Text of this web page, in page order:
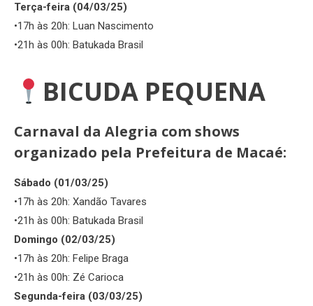
Terça-feira (04/03/25)
•17h às 20h: Luan Nascimento
•21h às 00h: Batukada Brasil
BICUDA PEQUENA
Carnaval da Alegria com shows
organizado pela Prefeitura de Macaé:
Sábado (01/03/25)
•17h às 20h: Xandão Tavares
•21h às 00h: Batukada Brasil
Domingo (02/03/25)
•17h às 20h: Felipe Braga
•21h às 00h: Zé Carioca
Segunda-feira (03/03/25)